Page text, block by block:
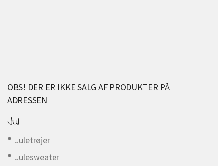
OBS! DER ER IKKE SALG AF PRODUKTER PÅ
ADRESSEN
Jul
Juletrøjer
Julesweater